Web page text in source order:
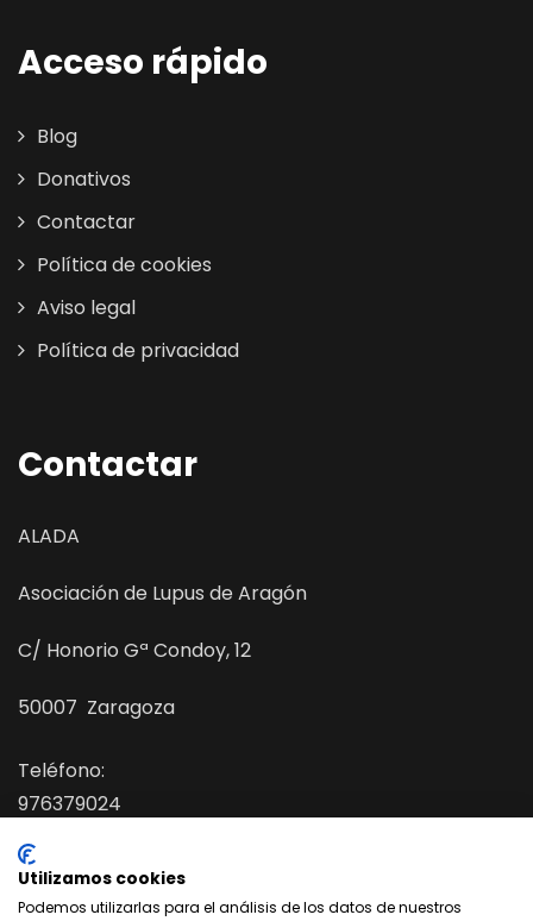
Acceso rápido
Blog
Donativos
Contactar
Política de cookies
Aviso legal
Política de privacidad
Contactar
ALADA
Asociación de Lupus de Aragón
C/ Honorio Gª Condoy, 12
50007 Zaragoza
Teléfono:
976379024
E-mail :
asociaciondelupusdearagon@gmail.com
Utilizamos cookies
Podemos utilizarlas para el análisis de los datos de nuestros